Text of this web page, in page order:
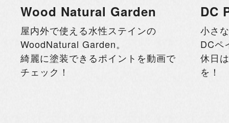
Wood Natural Garden
屋内外で使える水性ステインの
WoodNatural Garden。
綺麗に塗装できるポイントを動画で
チェック！
DC
小さ
DCペ
休日
を！